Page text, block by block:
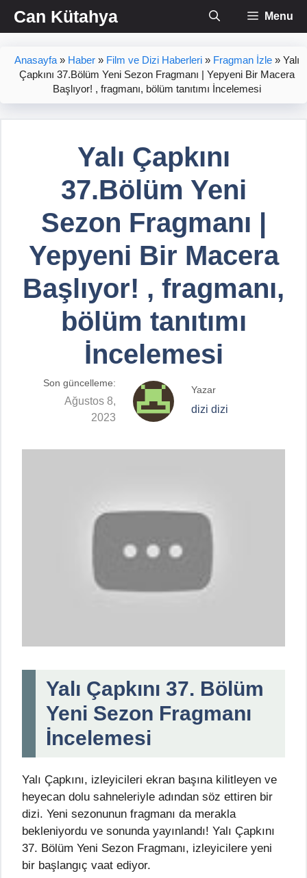
İçeriğe
atlaCan Kütahya Menu
Anasayfa » Haber » Film ve Dizi Haberleri » Fragman İzle » Yalı
Çapkını 37.Bölüm Yeni Sezon Fragmanı | Yepyeni Bir Macera
Başlıyor! , fragmanı, bölüm tanıtımı İncelemesi
Yalı Çapkını
37.Bölüm Yeni
Sezon Fragmanı |
Yepyeni Bir Macera
Başlıyor! , fragmanı,
bölüm tanıtımı
İncelemesi
Son güncelleme:
Ağustos 8,
2023
Yazar
dizi dizi
Yalı Çapkını 37. Bölüm
Yeni Sezon Fragmanı
İncelemesi
Yalı Çapkını, izleyicileri ekran başına kilitleyen ve
heyecan dolu sahneleriyle adından söz ettiren bir
dizi. Yeni sezonunun fragmanı da merakla
bekleniyordu ve sonunda yayınlandı! Yalı Çapkını
37. Bölüm Yeni Sezon Fragmanı, izleyicilere yeni
bir başlangıç vaat ediyor.